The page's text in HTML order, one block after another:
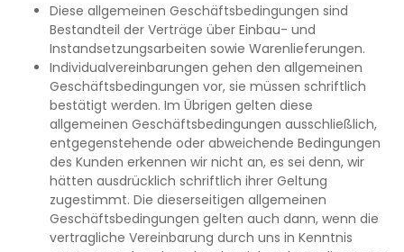
Diese allgemeinen Geschäftsbedingungen sind
Bestandteil der Verträge über Einbau- und
Instandsetzungsarbeiten sowie Warenlieferungen.
Individualvereinbarungen gehen den allgemeinen
Geschäftsbedingungen vor, sie müssen schriftlich
bestätigt werden. Im Übrigen gelten diese
allgemeinen Geschäftsbedingungen ausschließlich,
entgegenstehende oder abweichende Bedingungen
des Kunden erkennen wir nicht an, es sei denn, wir
hätten ausdrücklich schriftlich ihrer Geltung
zugestimmt. Die dieserseitigen allgemeinen
Geschäftsbedingungen gelten auch dann, wenn die
vertragliche Vereinbarung durch uns in Kenntnis